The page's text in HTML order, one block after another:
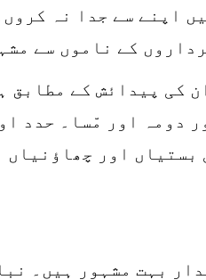
اپنے سے جدا نہ
کے ناموں سے
کی پیدائش کے مطابق
دومہ اور مّسا۔ حدد
اور
بہت مشہور ہیں۔